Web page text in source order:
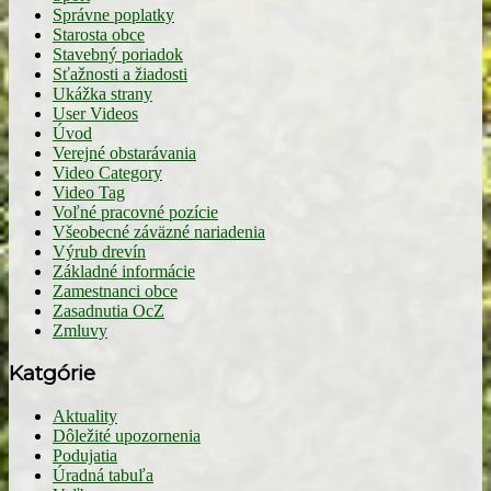
Správne poplatky
Starosta obce
Stavebný poriadok
Sťažnosti a žiadosti
Ukážka strany
User Videos
Úvod
Verejné obstarávania
Video Category
Video Tag
Voľné pracovné pozície
Všeobecné záväzné nariadenia
Výrub drevín
Základné informácie
Zamestnanci obce
Zasadnutia OcZ
Zmluvy
Katgórie
Aktuality
Dôležité upozornenia
Podujatia
Úradná tabuľa